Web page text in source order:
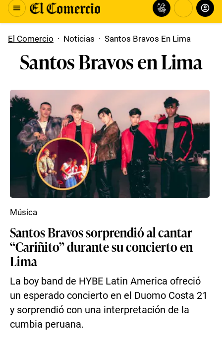
El Comercio · Noticias · Santos Bravos En Lima
Santos Bravos en Lima
Santos Bravos sorprendió al cantar
“Cariñito” durante su concierto en
Lima
La boy band de HYBE Latin America ofreció
un esperado concierto en el Duomo Costa 21
y sorprendió con una interpretación de la
cumbia peruana.
Música